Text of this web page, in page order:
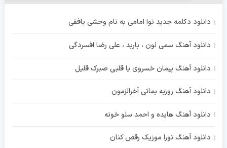
دانلود دکلمه جدید نوا امامی به نام وحشی بافقی
دانلود آهنگ سمی لون ، باربد ، علی رضا افسردگی
دانلود آهنگ پیمان خسروی یا قلبی صبرک قلیل
دانلود آهنگ روزبه بمانی آخرالزمون
دانلود آهنگ هایده و احمد سلو خونه
دانلود آهنگ نورا موزیک رقص کنان